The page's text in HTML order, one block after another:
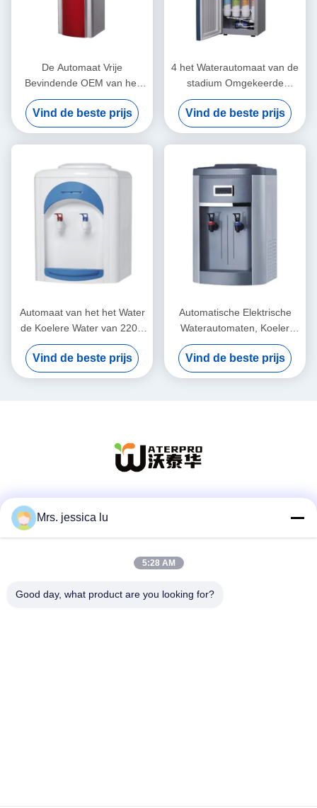
De Automaat Vrije
Bevindende OEM van het
heet en Koud Water Koelere
Water ODM
Vind de beste prijs
4 het Waterautomaat van de
stadium Omgekeerde
Osmose, de Koeler van het
220 Volt Hete en Koude
Water
Vind de beste prijs
Automaat van het het Water
de Koelere Water van 220V
50Hz met R134a-
Compressor het Koelen
Vind de beste prijs
Automatische Elektrische
Waterautomaten, Koeler
Verklaard Ce van het
Desktopwater
Vind de beste prijs
Mrs. jessica lu
5:28 AM
Good day, what product are you looking for?